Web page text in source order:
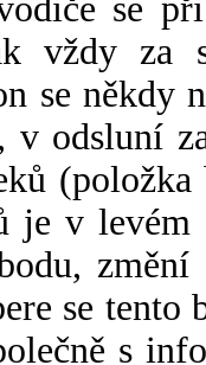
se
vždy za
se někdy
odsluní
je v
se tento
s